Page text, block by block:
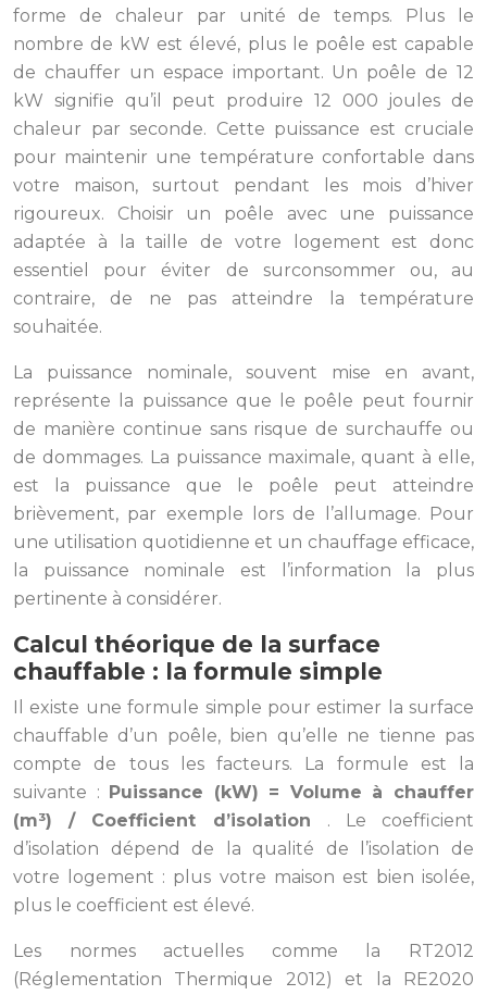
forme de chaleur par unité de temps. Plus le
nombre de kW est élevé, plus le poêle est capable
de chauffer un espace important. Un poêle de 12
kW signifie qu’il peut produire 12 000 joules de
chaleur par seconde. Cette puissance est cruciale
pour maintenir une température confortable dans
votre maison, surtout pendant les mois d’hiver
rigoureux. Choisir un poêle avec une puissance
adaptée à la taille de votre logement est donc
essentiel pour éviter de surconsommer ou, au
contraire, de ne pas atteindre la température
souhaitée.
La puissance nominale, souvent mise en avant,
représente la puissance que le poêle peut fournir
de manière continue sans risque de surchauffe ou
de dommages. La puissance maximale, quant à elle,
est la puissance que le poêle peut atteindre
brièvement, par exemple lors de l’allumage. Pour
une utilisation quotidienne et un chauffage efficace,
la puissance nominale est l’information la plus
pertinente à considérer.
Calcul théorique de la surface
chauffable : la formule simple
Il existe une formule simple pour estimer la surface
chauffable d’un poêle, bien qu’elle ne tienne pas
compte de tous les facteurs. La formule est la
suivante :
Puissance (kW) = Volume à chauffer
(m³) / Coefficient d’isolation . Le coefficient
d’isolation dépend de la qualité de l’isolation de
votre logement : plus votre maison est bien isolée,
plus le coefficient est élevé.
Les normes actuelles comme la RT2012
(Réglementation Thermique 2012) et la RE2020